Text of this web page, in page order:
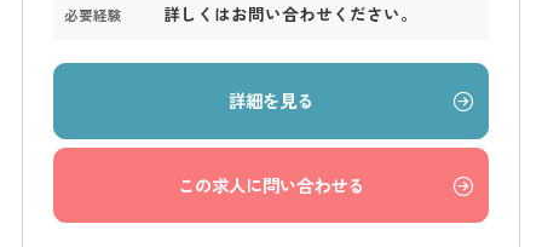
必要経験 詳しくはお問い合わせください。
詳細を見る
この求人に問い合わせる